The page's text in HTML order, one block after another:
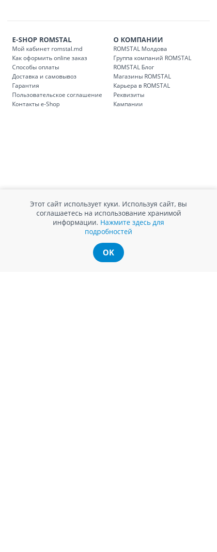
E-SHOP ROMSTAL
Мой кабинет romstal.md
Как оформить online заказ
Способы оплаты
Доставка и самовывоз
Гарантия
Пользовательское соглашение
Контакты e-Shop
О КОМПАНИИ
ROMSTAL Молдова
Группа компаний ROMSTAL
ROMSTAL Блог
Магазины ROMSTAL
Карьера в ROMSTAL
Реквизиты
Кампании
Этот сайт использует куки. Используя сайт, вы
соглашаетесь на использование хранимой
информации. Нажмите здесь для
подробностей
OK